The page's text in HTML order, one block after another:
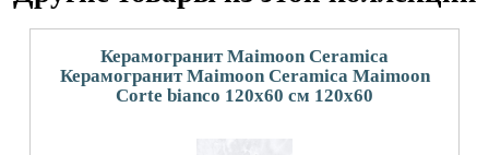
Керамогранит Maimoon Ceramica
Керамогранит Maimoon Ceramica Maimoon
Corte bianco 120х60 см 120x60